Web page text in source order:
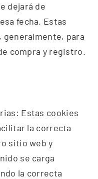
dejará de
fecha. Estas
generalmente, para
compra y registro.
Estas cookies
la correcta
sitio web y
se carga
la correcta